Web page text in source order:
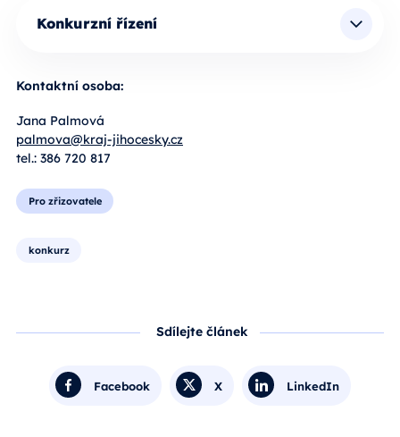
Konkurzní řízení
Kontaktní osoba:
Jana Palmová
palmova@kraj-jihocesky.cz
tel.: 386 720 817
Pro zřizovatele
konkurz
Sdílejte článek
Facebook X LinkedIn